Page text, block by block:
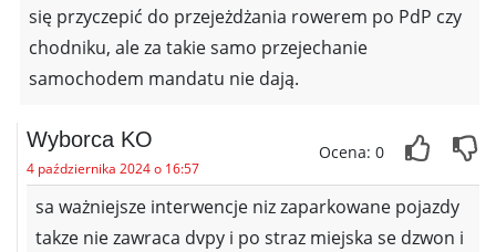
się przyczepić do przejeżdżania rowerem po PdP czy
chodniku, ale za takie samo przejechanie
samochodem mandatu nie dają.
Wyborca KO
4 października 2024 o 16:57
Ocena: 0
sa ważniejsze interwencje niz zaparkowane pojazdy
takze nie zawraca dvpy i po straz miejska se dzwon i